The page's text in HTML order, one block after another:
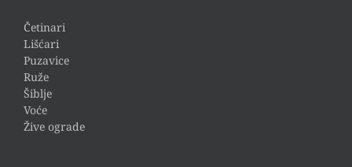
Četinari
Lišćari
Puzavice
Ruže
Šiblje
Voće
Žive ograde